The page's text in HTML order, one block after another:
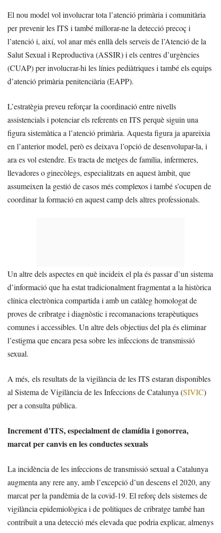
El nou model vol involucrar tota l’atenció primària i comunitària
per prevenir les ITS i també millorar-ne la detecció precoç i
l’atenció i, així, vol anar més enllà dels serveis de l’Atenció de la
Salut Sexual i Reproductiva (ASSIR) i els centres d’urgències
(CUAP) per involucrar-hi les línies pediàtriques i també els equips
d’atenció primària penitenciària (EAPP).
L’estratègia preveu reforçar la coordinació entre nivells
assistencials i potenciar els referents en ITS perquè siguin una
figura sistemàtica a l’atenció primària. Aquesta figura ja apareixia
en l’anterior model, però es deixava l’opció de desenvolupar-la, i
ara es vol estendre. Es tracta de metges de família, infermeres,
llevadores o ginecòlegs, especialitzats en aquest àmbit, que
assumeixen la gestió de casos més complexos i també s’ocupen de
coordinar la formació en aquest camp dels altres professionals.
Un altre dels aspectes en què incideix el pla és passar d’un sistema
d’informació que ha estat tradicionalment fragmentat a la històrica
clínica electrònica compartida i amb un catàleg homologat de
proves de cribratge i diagnòstic i recomanacions terapèutiques
comunes i accessibles. Un altre dels objectius del pla és eliminar
l’estigma que encara pesa sobre les infeccions de transmissió
sexual.
A més, els resultats de la vigilància de les ITS estaran disponibles
al Sistema de Vigilància de les Infeccions de Catalunya (SIVIC)
per a consulta pública.
Increment d’ITS, especialment de clamídia i gonorrea,
marcat per canvis en les conductes sexuals
La incidència de les infeccions de transmissió sexual a Catalunya
augmenta any rere any, amb l’excepció d’un descens el 2020, any
marcat per la pandèmia de la covid-19. El reforç dels sistemes de
vigilància epidemiològica i de polítiques de cribratge també han
contribuït a una detecció més elevada que podria explicar, almenys